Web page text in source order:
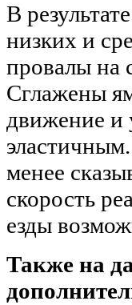
В
низких и
провалы на
Сглажены
движение и
менее
скорость
езды
Также на